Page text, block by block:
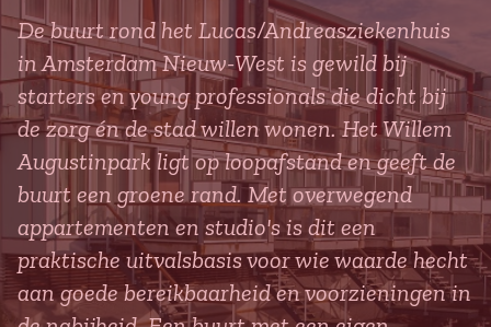
De buurt rond het Lucas/Andreasziekenhuis
in Amsterdam Nieuw-West is gewild bij
starters en young professionals die dicht bij
de zorg én de stad willen wonen. Het Willem
Augustinpark ligt op loopafstand en geeft de
buurt een groene rand. Met overwegend
appartementen en studio's is dit een
praktische uitvalsbasis voor wie waarde hecht
aan goede bereikbaarheid en voorzieningen in